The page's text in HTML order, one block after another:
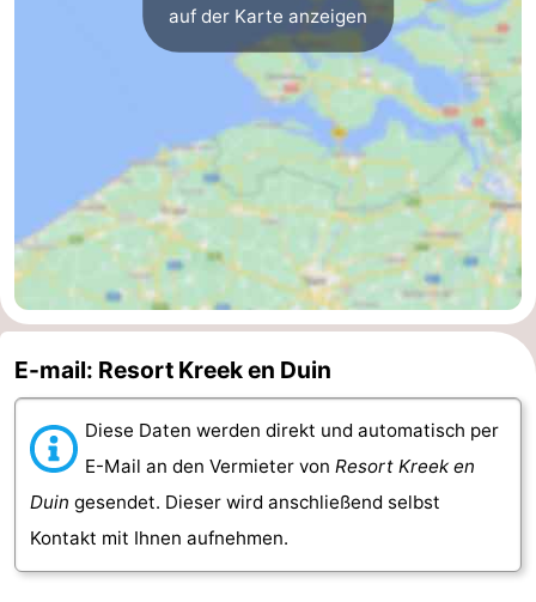
auf der Karte anzeigen
E-mail: Resort Kreek en Duin
Diese Daten werden direkt und automatisch per
E-Mail an den Vermieter von Resort Kreek en
Duin gesendet. Dieser wird anschließend selbst
Kontakt mit Ihnen aufnehmen.